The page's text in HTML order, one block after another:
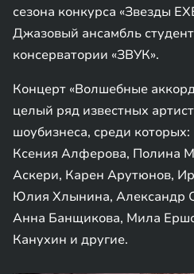
сезона конкурса «Звезды
Джазовый ансамбль
консерватории «ЗВУК».
Концерт «Волшебные
целый ряд известных
шоубизнеса, среди
Ксения Алферова, Полина
Аскери, Карен Арутюнов,
Юлия Хлынина, Александр
Анна Банщикова, Мила
Канухин и другие.